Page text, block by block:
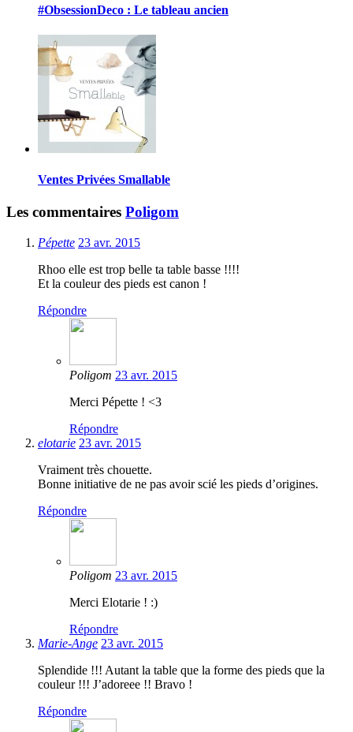
#ObsessionDeco : Le tableau ancien
Ventes Privées Smallable
Les commentaires Poligom
Pépette 23 avr. 2015
Rhoo elle est trop belle ta table basse !!!!
Et la couleur des pieds est canon !
Répondre
Poligom 23 avr. 2015
Merci Pépette ! <3
Répondre
elotarie 23 avr. 2015
Vraiment très chouette.
Bonne initiative de ne pas avoir scié les pieds d’origines.
Répondre
Poligom 23 avr. 2015
Merci Elotarie ! :)
Répondre
Marie-Ange 23 avr. 2015
Splendide !!! Autant la table que la forme des pieds que la
couleur !!! J’adoreee !! Bravo !
Répondre